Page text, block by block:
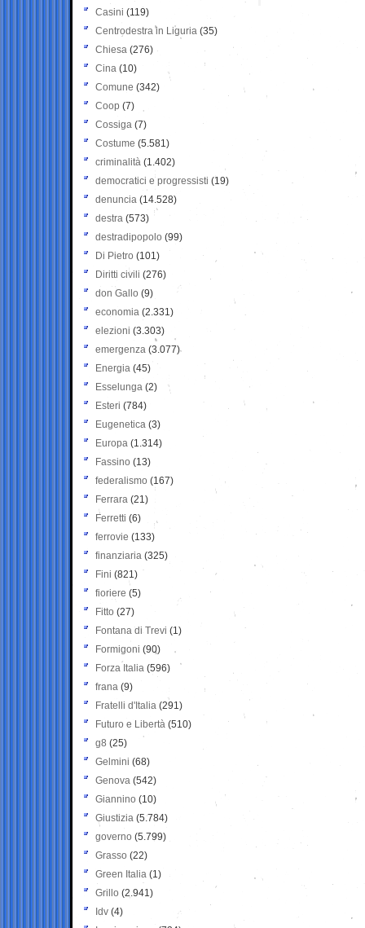
Casini (119)
Centrodestra in Liguria (35)
Chiesa (276)
Cina (10)
Comune (342)
Coop (7)
Cossiga (7)
Costume (5.581)
criminalità (1.402)
democratici e progressisti (19)
denuncia (14.528)
destra (573)
destradipopolo (99)
Di Pietro (101)
Diritti civili (276)
don Gallo (9)
economia (2.331)
elezioni (3.303)
emergenza (3.077)
Energia (45)
Esselunga (2)
Esteri (784)
Eugenetica (3)
Europa (1.314)
Fassino (13)
federalismo (167)
Ferrara (21)
Ferretti (6)
ferrovie (133)
finanziaria (325)
Fini (821)
fioriere (5)
Fitto (27)
Fontana di Trevi (1)
Formigoni (90)
Forza Italia (596)
frana (9)
Fratelli d'Italia (291)
Futuro e Libertà (510)
g8 (25)
Gelmini (68)
Genova (542)
Giannino (10)
Giustizia (5.784)
governo (5.799)
Grasso (22)
Green Italia (1)
Grillo (2.941)
Idv (4)